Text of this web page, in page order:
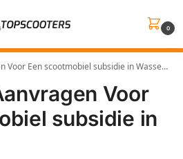
0
Een scootmobiel subsidie in Wassenaar
Voor
subsidie in